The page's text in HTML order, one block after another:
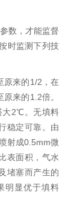
数，才能监督
时监测下列技
来的1/2，在
来的1.2倍。
大2℃。无填料
稳定可靠。由
射成0.5mm微
表面积，气水
堵塞而产生的
明显优于填料